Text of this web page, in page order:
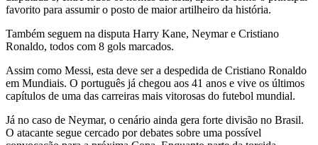
favorito para assumir o posto de maior artilheiro da história.
Também seguem na disputa Harry Kane, Neymar e Cristiano
Ronaldo, todos com 8 gols marcados.
Assim como Messi, esta deve ser a despedida de Cristiano Ronaldo
em Mundiais. O português já chegou aos 41 anos e vive os últimos
capítulos de uma das carreiras mais vitorosas do futebol mundial.
Já no caso de Neymar, o cenário ainda gera forte divisão no Brasil.
O atacante segue cercado por debates sobre uma possível